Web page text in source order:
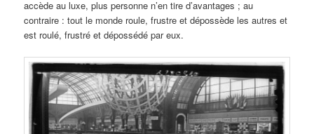
accède au luxe, plus personne n’en tire d’avantages ; au
contraire : tout le monde roule, frustre et dépossède les autres et
est roulé, frustré et dépossédé par eux.